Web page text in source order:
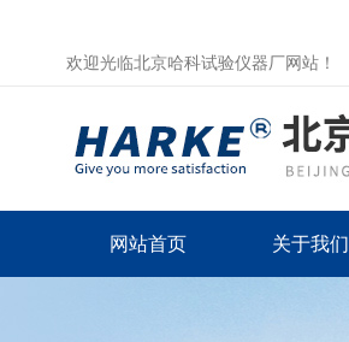
欢迎光临北京哈科试验仪器厂网站！
网站首页 关于我们